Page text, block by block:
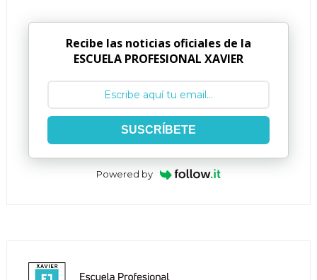
Recibe las noticias oficiales de la
ESCUELA PROFESIONAL XAVIER
SUSCRÍBETE
Powered by